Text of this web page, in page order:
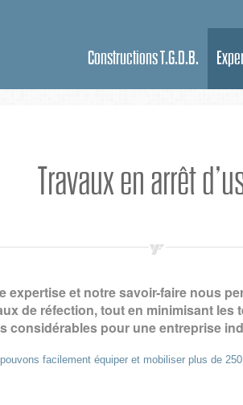
Constructions T.G.D.B.
Travaux en arrêt
expertise et notre savoir-faire nous
de réfection, tout en minimisant les
considérables pour une entreprise
facilement équiper et mobiliser plus de